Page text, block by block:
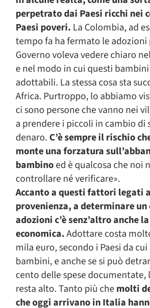
perpetrato dai Paesi ricchi nei
Paesi poveri. La Colombia, ad
tempo fa ha fermato le adozioni
Governo voleva vedere chiaro
e nel modo in cui questi
adottabili. La stessa cosa sta
Africa. Purtroppo, lo abbiamo
ci sono persone che vanno nei
a prendere i piccoli in cambio di
denaro. C’è sempre il rischio
monte una forzatura
bambinoed è qualcosa che noi
controllare né verificare».
Accanto a questi fattori legati
provenienza, a determinare
adozioni c’è senz’altro anche
economica.Adottare costa
mila euro, secondo i Paesi da
bambini, e anche se si può
cento delle spese documentate,
resta alto. Tanto più chemolti
che oggi arrivano in Italia